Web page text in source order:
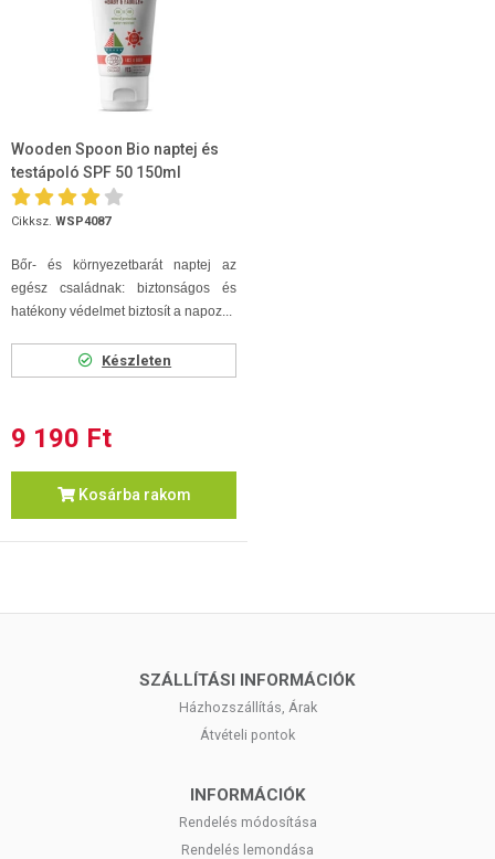
Wooden Spoon Bio naptej és
testápoló SPF 50 150ml
Cikksz. WSP4087
Bőr- és környezetbarát naptej az
egész családnak: biztonságos és
hatékony védelmet biztosít a napoz...
Készleten
9 190 Ft
Kosárba rakom
SZÁLLÍTÁSI INFORMÁCIÓK
Házhozszállítás, Árak
Átvételi pontok
INFORMÁCIÓK
Rendelés módosítása
Rendelés lemondása